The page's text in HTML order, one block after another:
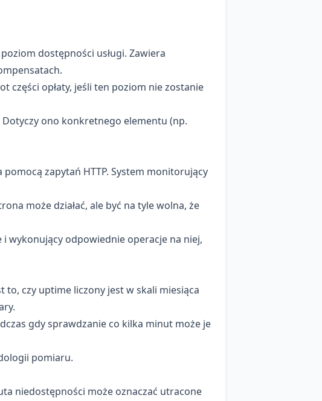
dostępności usługi. Zawiera
części opłaty, jeśli ten poziom nie zostanie
ono konkretnego elementu (np.
zapytań HTTP. System monitorujący
może działać, ale być na tyle wolna, że
i wykonujący odpowiednie operacje na niej,
to, czy uptime liczony jest w skali miesiąca
gdy sprawdzanie co kilka minut może je
pomiaru.
niedostępności może oznaczać utracone